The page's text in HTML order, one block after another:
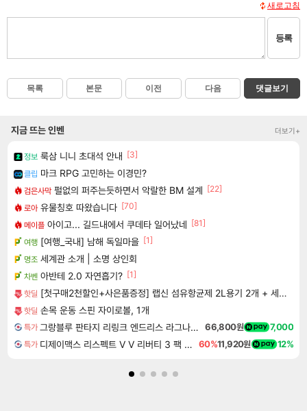
새로고침
등록
목록 본문 이전 다음 댓글보기
지금 뜨는 인벤 더보기+
정보 룩삼 니니 초대석 안내 [3]
클립 마크 RPG 고민하는 이경민?
검은사막 펄없의 퍼주는듯하면서 악랄한 BM 설계 [22]
로아 유물칭호 따왔습니다 [70]
메이플 아이고... 길드내에서 쿠데타 일어났네 [81]
여행 [여행_국내] 남해 독일마을 [1]
명조 세계관 소개 | 소명 상인회
차벤 아반테 2.0 자연흡기? [1]
핫딜 [첫구매2천할인+사은품증정] 랩신 섬유항균제 2L용기 2개 + 세탁세제 300ML 2개 증정
핫딜 손목 운동 스핀 자이로볼, 1개
특가 그랑블루 판타지 리링크 엔드리스 라그나로크 Granblue Fantasy Relink Endless Ragnarok 66,800원 7,000
특가 디제이맥스 리스펙트 V V 리버티 3 팩 DJMAX RESPECT V V Liberty 3 Pack DLC 60%11,920원 12%